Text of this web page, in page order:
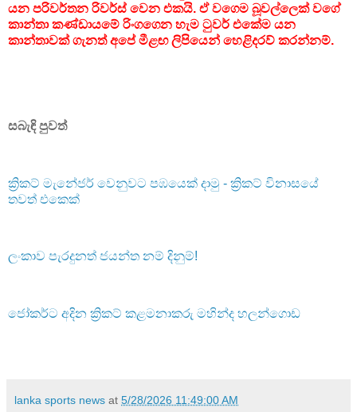
යන පරිවර්තන රිවර්ස් වෙන එකයි. ඒ වගෙම බූවල්ලෙක් වගේ
කාන්තා කණ්ඩායමේ රිංගගෙන හැම ටුවර් එකේම යන
කාන්තාවක් ගැනත් අපේ මීළඟ ලිපියෙන් හෙළිදරව් කරන්නම්.
සබැඳි පුවත්
ක්‍රිකට් මැනේජර් වෙනුවට පඹයෙක් දාමු - ක්‍රිකට් විනාසයේ
තවත් එකෙක්
ලංකාව පැරදුනත් ජයන්ත නම් දිනුම්!
ජෝකර්ට අදින ක්‍රිකට් කළමනාකරු මහින්ද හලන්ගොඩ
lanka sports news at 5/28/2026 11:49:00 AM